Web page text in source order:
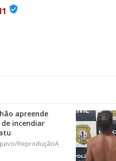
verified_user
apreende
incendiar
ReproduçãoA